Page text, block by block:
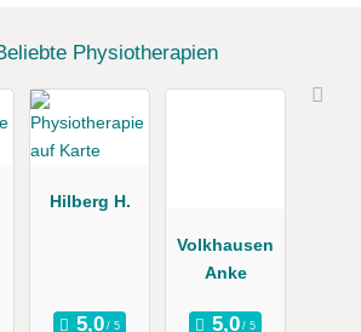
Physiotherapien
Hilberg H.
Volkhausen
Anke